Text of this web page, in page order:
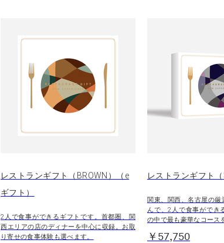
レストランギフト（BROWN）（e
ギフト）
2人で食事ができるギフトです。首都圏、関
西エリアの店のディナーを中心に収録。お取
り寄せの食事体験も選べます。
レストランギフト（
関東、関西、名古屋の厳
んで、2人で食事ができ
の中で最も豪華なコース
￥57,750